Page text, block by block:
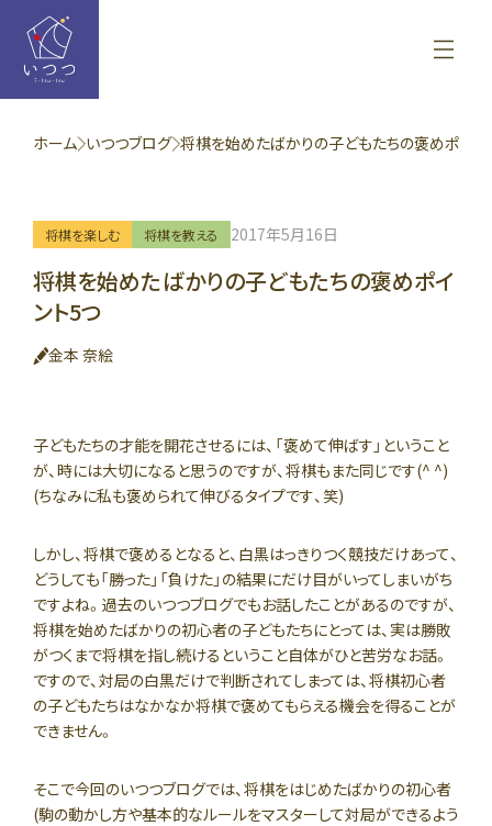
ホーム いつつブログ 将棋を始めたばかりの子どもたちの褒めポイ...
将棋を楽しむ 将棋を教える 2017年5月16日
将棋を始めたばかりの子どもたちの褒めポイ
ント5つ
金本 奈絵
子どもたちの才能を開花させるには、「褒めて伸ばす」ということ
が、時には大切になると思うのですが、将棋もまた同じです(^ ^)
(ちなみに私も褒められて伸びるタイプです、笑)
しかし、将棋で褒めるとなると、白黒はっきりつく競技だけあって、
どうしても「勝った」「負けた」の結果にだけ目がいってしまいがち
ですよね。過去のいつつブログでもお話したことがあるのですが、
将棋を始めたばかりの初心者の子どもたちにとっては、実は勝敗
がつくまで将棋を指し続けるということ自体がひと苦労なお話。
ですので、対局の白黒だけで判断されてしまっては、将棋初心者
の子どもたちはなかなか将棋で褒めてもらえる機会を得ることが
できません。
そこで今回のいつつブログでは、将棋をはじめたばかりの初心者
(駒の動かし方や基本的なルールをマスターして対局ができるよう